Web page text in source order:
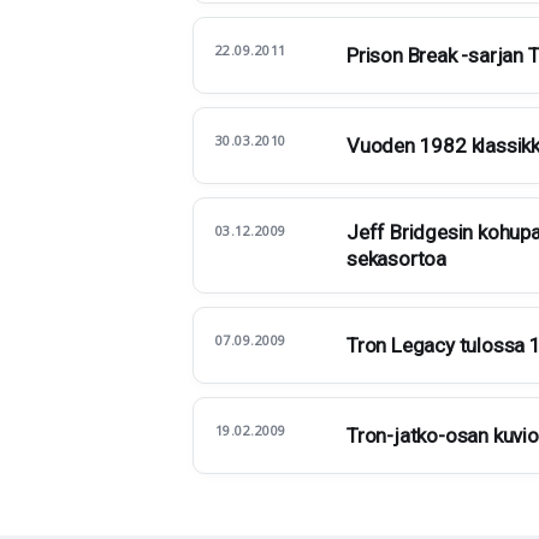
22.09.2011 Prison Break -sarjan
30.03.2010 Vuoden 1982
03.12.2009
Jeff Bridgesin
sekasortoa
07.09.2009 Tron Legacy tulossa
19.02.2009 Tron-jatko-osan